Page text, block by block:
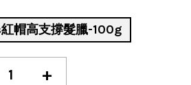
帽高支撐髮臘-100g
+